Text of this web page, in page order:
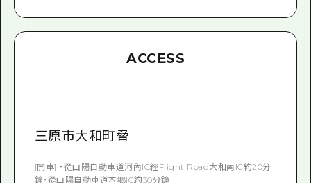
ACCESS
三原市大和町脅
[開車] ・從山陽自動車道河內IC經Flight Road大和南IC約20分
鐘・從山陽自動車道本鄉IC約30分鐘